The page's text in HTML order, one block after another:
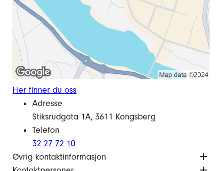
Her finner du oss
Adresse
Stiksrudgata 1A, 3611 Kongsberg
Telefon
32 27 72 10
Øvrig kontaktinformasjon